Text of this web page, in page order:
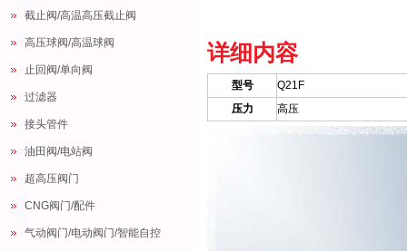
截止阀/高温高压截止阀
高压球阀/高温球阀
止回阀/单向阀
过滤器
接头管件
油田阀/电站阀
超高压阀门
CNG阀门/配件
气动阀门/电动阀门/智能自控
详细内容
型号
Q21F
压力
高压